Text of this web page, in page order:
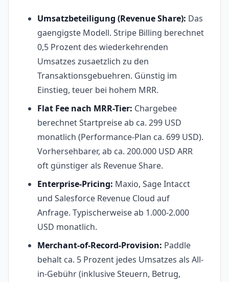
Umsatzbeteiligung (Revenue Share): Das
gaengigste Modell. Stripe Billing berechnet
0,5 Prozent des wiederkehrenden
Umsatzes zusaetzlich zu den
Transaktionsgebuehren. Günstig im
Einstieg, teuer bei hohem MRR.
Flat Fee nach MRR-Tier: Chargebee
berechnet Startpreise ab ca. 299 USD
monatlich (Performance-Plan ca. 699 USD).
Vorhersehbarer, ab ca. 200.000 USD ARR
oft günstiger als Revenue Share.
Enterprise-Pricing: Maxio, Sage Intacct
und Salesforce Revenue Cloud auf
Anfrage. Typischerweise ab 1.000-2.000
USD monatlich.
Merchant-of-Record-Provision: Paddle
behalt ca. 5 Prozent jedes Umsatzes als All-
in-Gebühr (inklusive Steuern, Betrug,